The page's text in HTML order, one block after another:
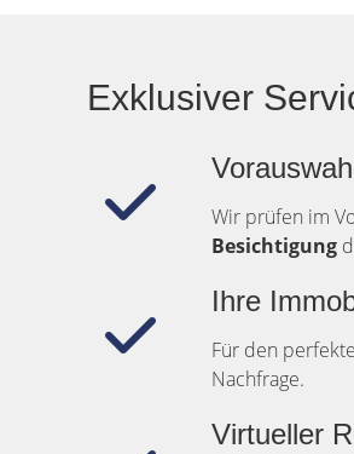
Exklusiver
Wir prüfen im
Besichtigung
Ihre
Für den
Nachfrage.
Virtueller